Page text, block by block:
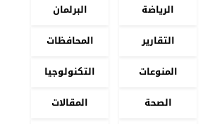
الرياضة
البرلمان
التقارير
المحافظات
المنوعات
التكنولوجيا
الصحة
المقالات